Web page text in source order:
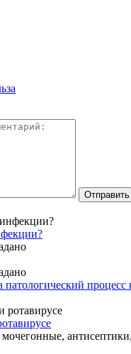
процесс